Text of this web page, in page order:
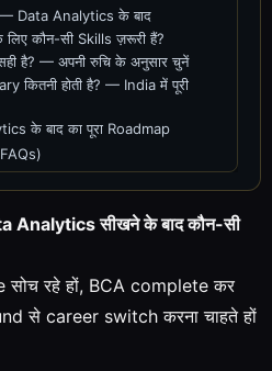
Data Analytics के बाद
कौन-सी Skills ज़रूरी हैं?
है? — अपनी रुचि के अनुसार चुनें
कितनी होती है? — India में पूरी
के बाद का पूरा Roadmap
Analytics सीखने के बाद कौन-सी
सोच रहे हों, BCA complete कर
से career switch करना चाहते हों